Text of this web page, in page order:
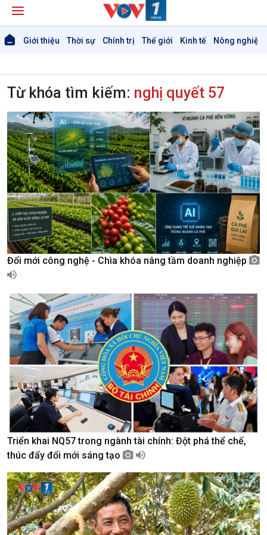
Giới thiệu Thời sự Chính trị Thế giới Kinh tế Nông nghiệp
Giới thiệu
Thời sự
Thời sự 6h
Thời sự 12h
Thời sự 18h
Thời sự 21h30
Bản tin
Chuyên mục
Theo dòng Thời sự
Từ khóa tìm kiếm: nghị quyết 57
Đổi mới công nghệ - Chìa khóa nâng tầm doanh nghiệp
Triển khai NQ57 trong ngành tài chính: Đột phá thể chế,
thúc đẩy đổi mới sáng tạo